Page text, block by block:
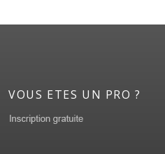
VOUS ETES UN PRO ?